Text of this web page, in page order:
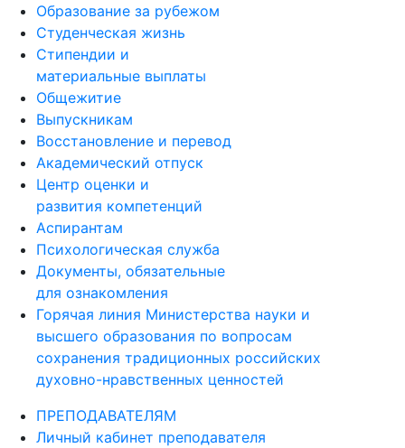
Образование за рубежом
Студенческая жизнь
Стипендии и
материальные выплаты
Общежитие
Выпускникам
Восстановление и перевод
Академический отпуск
Центр оценки и
развития компетенций
Аспирантам
Психологическая служба
Документы, обязательные
для ознакомления
Горячая линия Министерства науки и
высшего образования по вопросам
сохранения традиционных российских
духовно-нравственных ценностей
ПРЕПОДАВАТЕЛЯМ
Личный кабинет преподавателя